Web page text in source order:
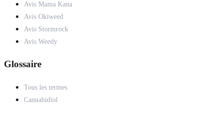
Avis Mama Kana
Avis Okiweed
Avis Stormrock
Avis Weedy
Glossaire
Tous les termes
Cannabidiol